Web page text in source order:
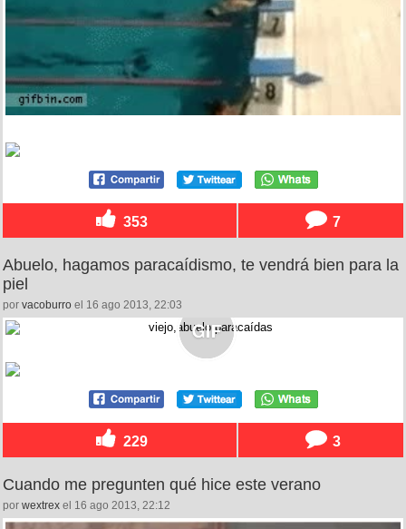
353 7
Abuelo, hagamos paracaídismo, te vendrá bien para la
piel
por vacoburro el 16 ago 2013, 22:03
229 3
Cuando me pregunten qué hice este verano
por wextrex el 16 ago 2013, 22:12